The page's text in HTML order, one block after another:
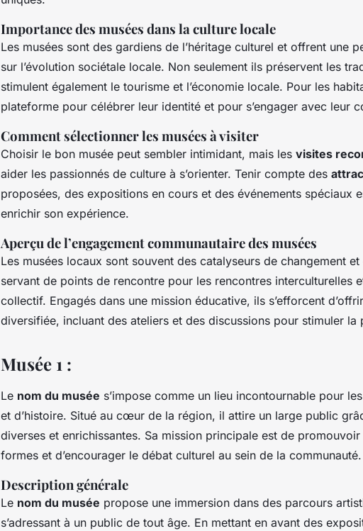
Importance des musées dans la culture locale
Les musées sont des gardiens de l’héritage culturel et offrent une
sur l’évolution sociétale locale. Non seulement ils préservent les
stimulent également le tourisme et l’économie locale. Pour les
plateforme pour célébrer leur identité et pour s’engager avec leur
Comment sélectionner les musées à visiter
Choisir le bon musée peut sembler intimidant, mais les visites
aider les passionnés de culture à s’orienter. Tenir compte des
proposées, des expositions en cours et des événements spéciaux
enrichir son expérience.
Aperçu de l’engagement communautaire des musées
Les musées locaux sont souvent des catalyseurs de changement
servant de points de rencontre pour les rencontres interculturelles
collectif. Engagés dans une mission éducative, ils s’efforcent
diversifiée, incluant des ateliers et des discussions pour stimuler
Musée 1 :
Le nom du musée s’impose comme un lieu incontournable pour
et d’histoire. Situé au cœur de la région, il attire un large public
diverses et enrichissantes. Sa mission principale est de promouvoir
formes et d’encourager le débat culturel au sein de la communauté.
Description générale
Le nom du musée propose une immersion dans des parcours
s’adressant à un public de tout âge. En mettant en avant des